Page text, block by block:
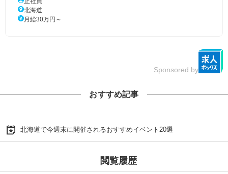
北海道
月給30万円～
Sponsored by
おすすめ記事
北海道で今週末に開催されるおすすめイベント20選
閲覧履歴